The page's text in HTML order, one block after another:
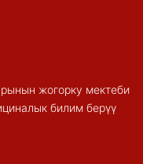
жогорку мектеби
билим берүү